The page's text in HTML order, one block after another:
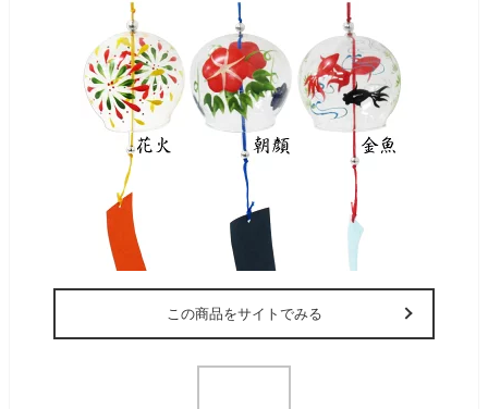
この商品をサイトでみる